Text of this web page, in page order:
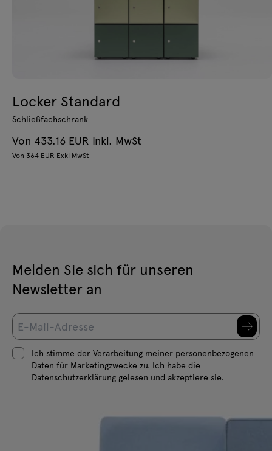
Locker Standard
Schließfachschrank
Von 433.16 EUR Inkl. MwSt
Von 364 EUR Exkl MwSt
Melden Sie sich für unseren
Newsletter an
Ich stimme der Verarbeitung meiner personenbezogenen
Daten für Marketingzwecke zu. Ich habe die
Datenschutzerklärung gelesen und akzeptiere sie.